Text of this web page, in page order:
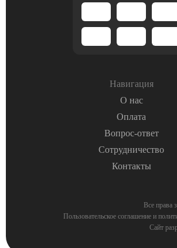
Навигация
О нас
Оплата
Вопрос-ответ
Сотрудничество
Контакты
Все
Пользовательское соглашение и
Сайт